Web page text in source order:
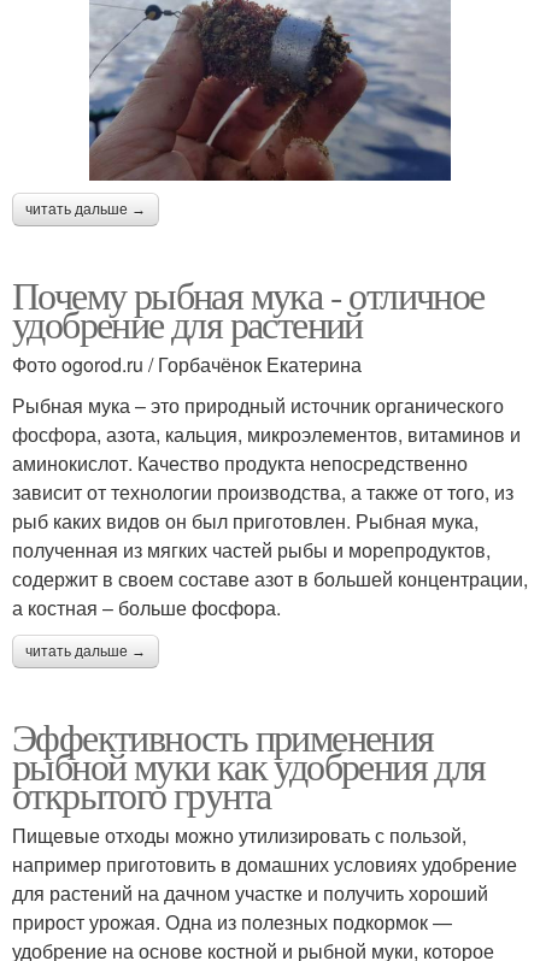
читать дальше →
Почему рыбная мука - отличное
удобрение для растений
Фото ogorod.ru / Горбачёнок Екатерина
Рыбная мука – это природный источник органического
фосфора, азота, кальция, микроэлементов, витаминов и
аминокислот. Качество продукта непосредственно
зависит от технологии производства, а также от того, из
рыб каких видов он был приготовлен. Рыбная мука,
полученная из мягких частей рыбы и морепродуктов,
содержит в своем составе азот в большей концентрации,
а костная – больше фосфора.
читать дальше →
Эффективность применения
рыбной муки как удобрения для
открытого грунта
Пищевые отходы можно утилизировать с пользой,
например приготовить в домашних условиях удобрение
для растений на дачном участке и получить хороший
прирост урожая. Одна из полезных подкормок —
удобрение на основе костной и рыбной муки, которое